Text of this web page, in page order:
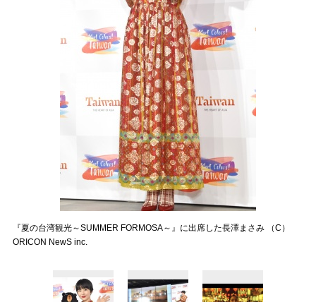
『夏の台湾観光～SUMMER FORMOSA～』に出席した長澤まさみ （C）
ORICON NewS inc.